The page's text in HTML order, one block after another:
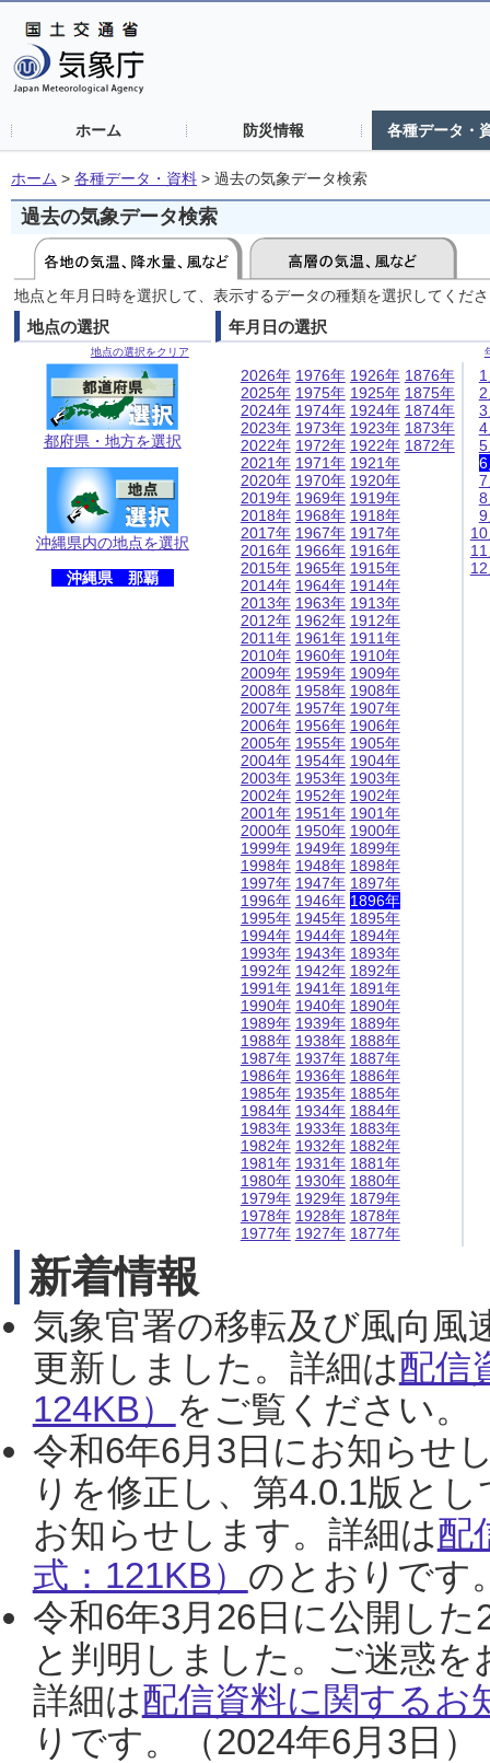
ホーム 防災情報 各種データ・
ホーム > 各種データ・資料 > 過去の気象データ検索
過去の気象データ検索
地点と年月日時を選択して、表示するデータの種類を選択してくだ
地点の選択
地点の選択をクリア
都府県・地方を選択
沖縄県内の地点を選択
沖縄県 那覇
年月日の選択
2026年
2025年
2024年
2023年
2022年
2021年
2020年
2019年
2018年
2017年
2016年
2015年
2014年
2013年
2012年
2011年
2010年
2009年
2008年
2007年
2006年
2005年
2004年
2003年
2002年
2001年
2000年
1999年
1998年
1997年
1996年
1995年
1994年
1993年
1992年
1991年
1990年
1989年
1988年
1987年
1986年
1985年
1984年
1983年
1982年
1981年
1980年
1979年
1978年
1977年
1976年
1975年
1974年
1973年
1972年
1971年
1970年
1969年
1968年
1967年
1966年
1965年
1964年
1963年
1962年
1961年
1960年
1959年
1958年
1957年
1956年
1955年
1954年
1953年
1952年
1951年
1950年
1949年
1948年
1947年
1946年
1945年
1944年
1943年
1942年
1941年
1940年
1939年
1938年
1937年
1936年
1935年
1934年
1933年
1932年
1931年
1930年
1929年
1928年
1927年
1926年
1925年
1924年
1923年
1922年
1921年
1920年
1919年
1918年
1917年
1916年
1915年
1914年
1913年
1912年
1911年
1910年
1909年
1908年
1907年
1906年
1905年
1904年
1903年
1902年
1901年
1900年
1899年
1898年
1897年
1896年
1895年
1894年
1893年
1892年
1891年
1890年
1889年
1888年
1887年
1886年
1885年
1884年
1883年
1882年
1881年
1880年
1879年
1878年
1877年
1876年
1875年
1874年
1873年
1872年
新着情報
気象官署の移転及び風向風
更新しました。詳細は配信
124KB） をご覧ください。
令和6年6月3日にお知らせ
りを修正し、第4.0.1版と
お知らせします。詳細は配
式：121KB） のとおりです
令和6年3月26日に公開し
と判明しました。ご迷惑
詳細は配信資料に関するお
りです。（2024年6月3日）